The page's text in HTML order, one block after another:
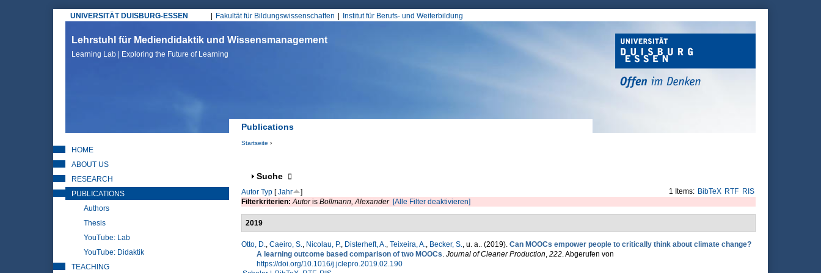
UNIVERSITÄT DUISBURG-ESSEN
Hauptmenü
Fakultät für Bildungswissenschaften Institut für Berufs- und Weiterbildung
Lehrstuhl für Mediendidaktik und Wissensmanagement
Learning Lab | Exploring the Future of Learning
Publications
Startseite ›
Anzeigen
Suche
1 Items: BibTeX RTF RIS
Autor Typ[Jahr
]
Filterkriterien:Autoris Bollmann, Alexander [Alle Filter deaktivieren]
2019
Otto, D., Caeiro, S., Nicolau, P., Disterheft, A., Teixeira, A., Becker, S., u. a.. (2019). Can MOOCs empower people to critically think about climate change?
A learning outcome based comparison of two MOOCs. Journal of Cleaner Production, 222. Abgerufen von
https://doi.org/10.1016/j.jclepro.2019.02.190
HOME
ABOUT US
RESEARCH
PUBLICATIONS
Authors
Thesis
YouTube: Lab
YouTube: Didaktik
TEACHING